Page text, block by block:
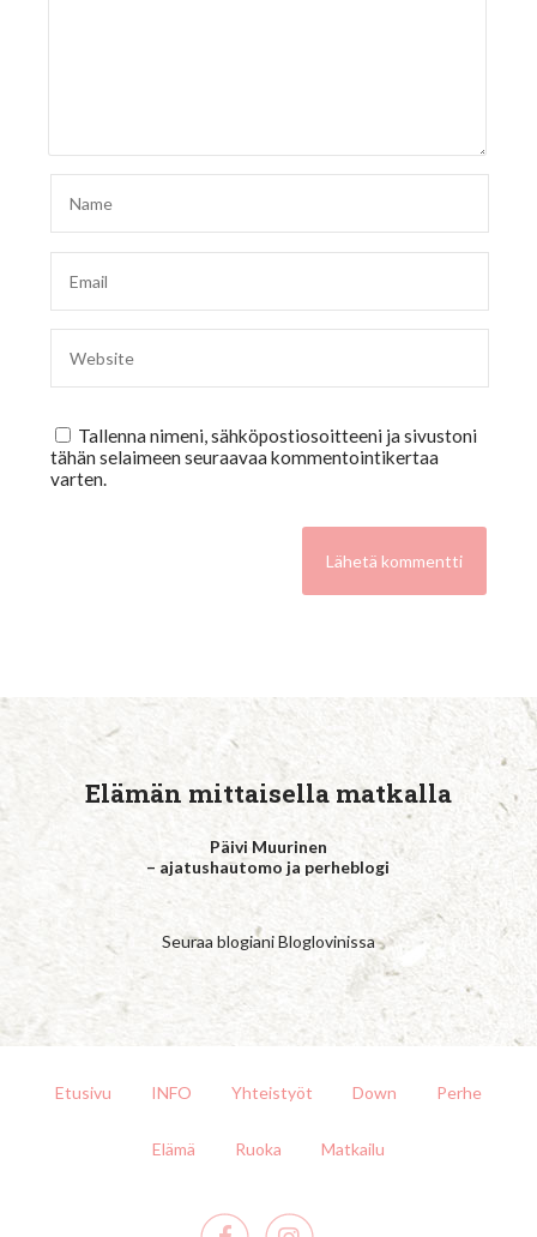
Tallenna nimeni, sähköpostiosoitteeni ja sivustoni
tähän selaimeen seuraavaa kommentointikertaa
varten.
Elämän mittaisella matkalla
Päivi Muurinen
– ajatushautomo ja perheblogi
Seuraa blogiani Bloglovinissa
Etusivu INFO Yhteistyöt Down Perhe
Elämä Ruoka Matkailu